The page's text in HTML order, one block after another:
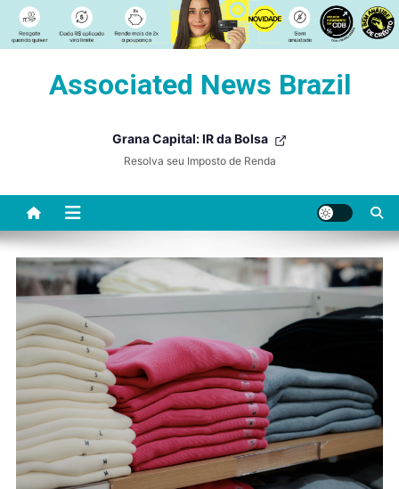
Associated News Brazil
Grana Capital: IR da Bolsa
Resolva seu Imposto de Renda